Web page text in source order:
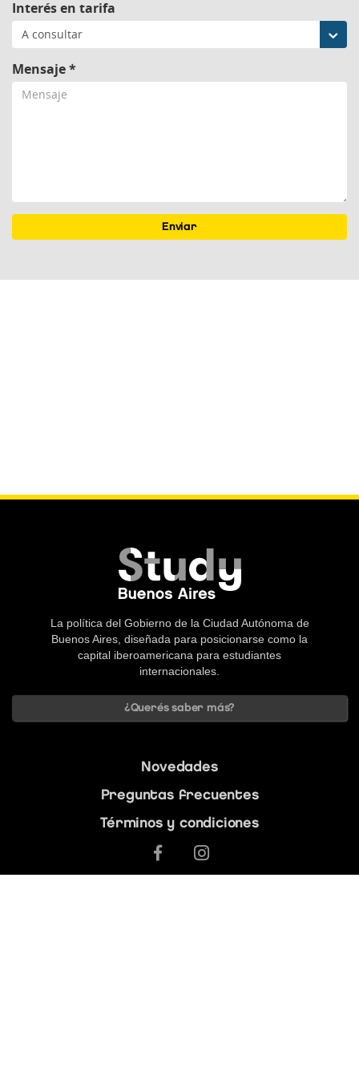
Interés en tarifa
Mensaje *
Enviar
La política del Gobierno de la Ciudad Autónoma de
Buenos Aires, diseñada para posicionarse como la
capital iberoamericana para estudiantes
internacionales.
¿Querés saber más?
Novedades
Preguntas frecuentes
Términos y condiciones